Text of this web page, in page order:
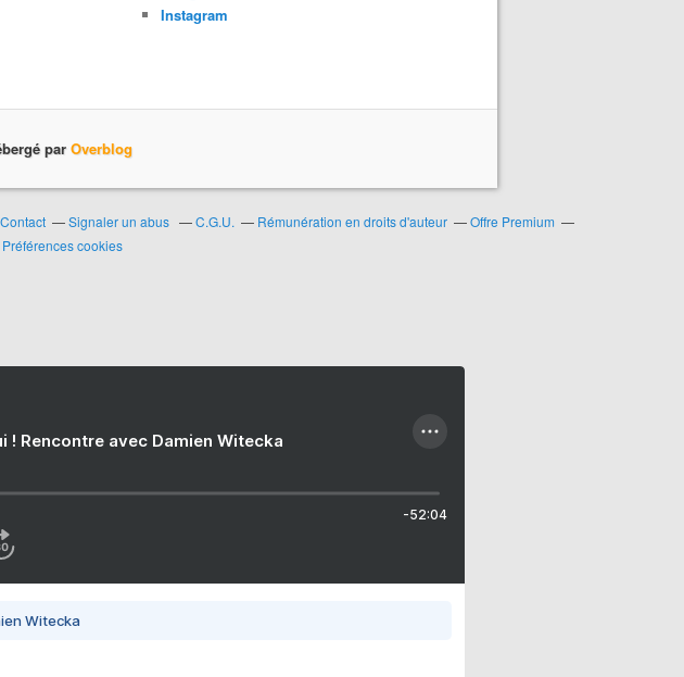
Instagram
par Overblog
Contact Signaler un abus C.G.U. Rémunération en droits d'auteur
Offre Premium
Préférences cookies
! Rencontre avec Damien Witecka
-52:04
Witecka